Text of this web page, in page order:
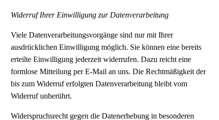
Widerruf Ihrer Einwilligung zur Datenverarbeitung
Viele Datenverarbeitungsvorgänge sind nur mit Ihrer
ausdrücklichen Einwilligung möglich. Sie können eine bereits
erteilte Einwilligung jederzeit widerrufen. Dazu reicht eine
formlose Mitteilung per E-Mail an uns. Die Rechtmäßigkeit der
bis zum Widerruf erfolgten Datenverarbeitung bleibt vom
Widerruf unberührt.
Widerspruchsrecht gegen die Datenerhebung in besonderen